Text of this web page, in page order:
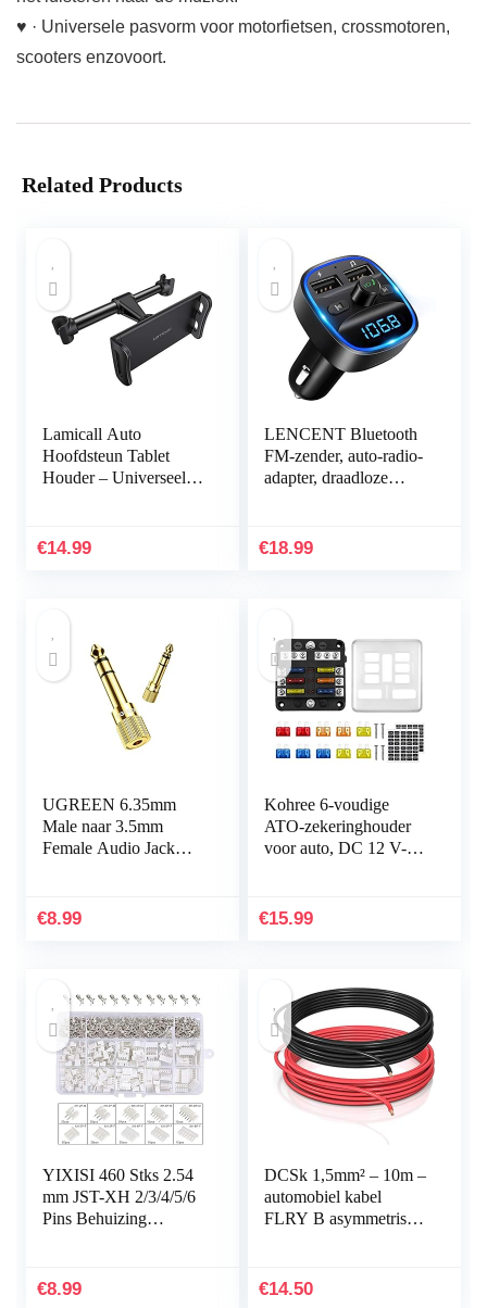
♥ · Universele pasvorm voor motorfietsen, crossmotoren,
scooters enzovoort.
Related Products
Lamicall Auto
Hoofdsteun Tablet
Houder – Universeel
Houder voor alle
€14.99
LENCENT Bluetooth
FM-zender, auto-radio-
adapter, draadloze
dual USB-lader 5 V…
€18.99
UGREEN 6.35mm
Male naar 3.5mm
Female Audio Jack
€8.99
Kohree 6-voudige
ATO-zekeringhouder
voor auto, DC 12 V-32
met led-display…
€15.99
YIXISI 460 Stks 2.54
mm JST-XH 2/3/4/5/6
Pins Behuizing
Kit)
€8.99
DCSk 1,5mm² – 10m –
automobiel kabel
FLRY B asymmetrisch
– set kleur
€14.50